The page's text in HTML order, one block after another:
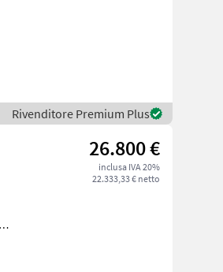
Rivenditore Premium Plus
26.800 €
inclusa IVA 20%
22.333,33 € netto